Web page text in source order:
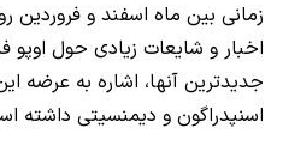
زمانی بین ماه اسفند و فروردین
اخبار و شایعات زیادی حول اوپو
جدیدترین آنها، اشاره به عرضه
اسنپدراگون و دیمنسیتی داشته